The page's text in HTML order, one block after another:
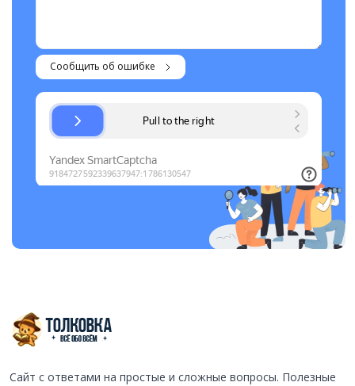
Сообщить об ошибке
Сайт с ответами на простые и сложные вопросы. Полезные